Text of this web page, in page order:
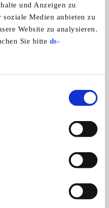
und Anzeigen zu
Medien anbieten zu
Website zu analysieren.
Sie bitte ds-
Übernehmen Sie